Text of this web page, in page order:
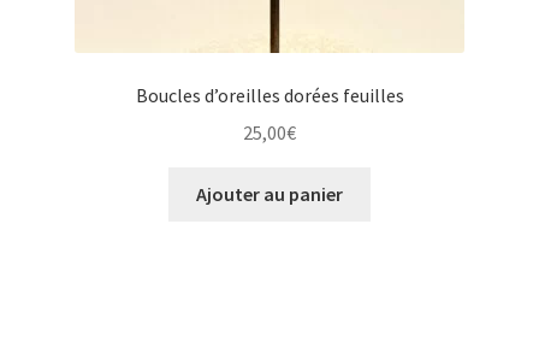
Boucles d’oreilles dorées feuilles
25,00€
Ajouter au panier